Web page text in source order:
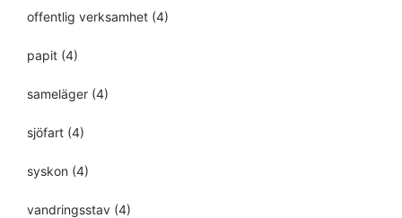
offentlig verksamhet (4)
papit (4)
sameläger (4)
sjöfart (4)
syskon (4)
vandringsstav (4)